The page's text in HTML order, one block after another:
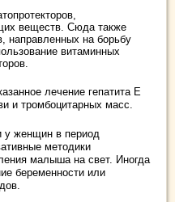
веществ. Сюда также
направленных на борьбу
витаминных
лечение гепатита Е
и тромбоцитарных масс.
у женщин в период
методики
малыша на свет. Иногда
беременности или